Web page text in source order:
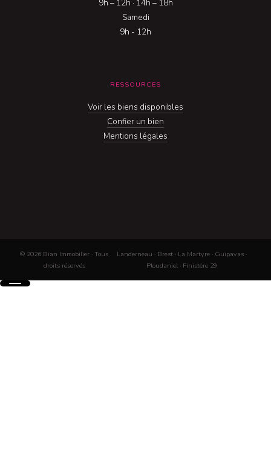
9h – 12h · 14h – 18h
Samedi
9h - 12h
RESSOURCES
Voir les biens disponibles
Confier un bien
Mentions légales
© 2026 Bian Immobilier · Tous
droits réservés
Landerneau · Brest · La Martyre · Guipavas ·
Ploudaniel · Finistère 29